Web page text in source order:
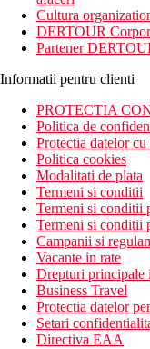
Cultura
DERTOUR
Partener
Informatii pentru clienti
PROTECTIA
Politica de
Protectia datelor cu
Politica cookies
Modalitati de plata
Termeni si conditii
Termeni si conditii
Termeni si conditii
Campanii si
Vacante in rate
Drepturi principale
Business Travel
Protectia datelor
Setari
Directiva EAA